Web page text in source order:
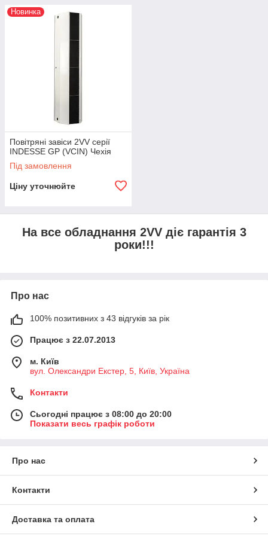
Новинка
Повітряні завіси 2VV серії
INDESSE GP (VCIN) Чехія
Під замовлення
Ціну уточнюйте
На все обладнання 2VV діє гарантія 3
роки!!!
Про нас
100% позитивних з 43 відгуків за рік
Працює з 22.07.2013
м. Київ
вул. Олександри Екстер, 5, Київ, Україна
Контакти
Сьогодні працює з 08:00 до 20:00
Показати весь графік роботи
Про нас
Контакти
Доставка та оплата